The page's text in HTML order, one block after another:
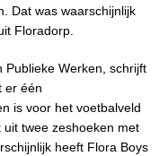
Dat was waarschijnlijk
Floradorp.
Publieke Werken, schrijft
er één
is voor het voetbalveld
twee zeshoeken met
heeft Flora Boys